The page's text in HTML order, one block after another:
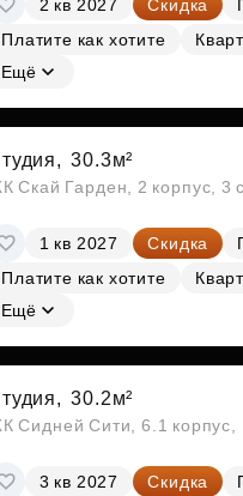
2 кв 2027 Скидка
Платите как хотите
Ещё
30.3м²
Скай Гарден, 2 корпус, 3
1 кв 2027 Скидка
Платите как хотите
Ещё
30.2м²
Сидней Сити, 6.1 корпус,
3 кв 2027 Скидка